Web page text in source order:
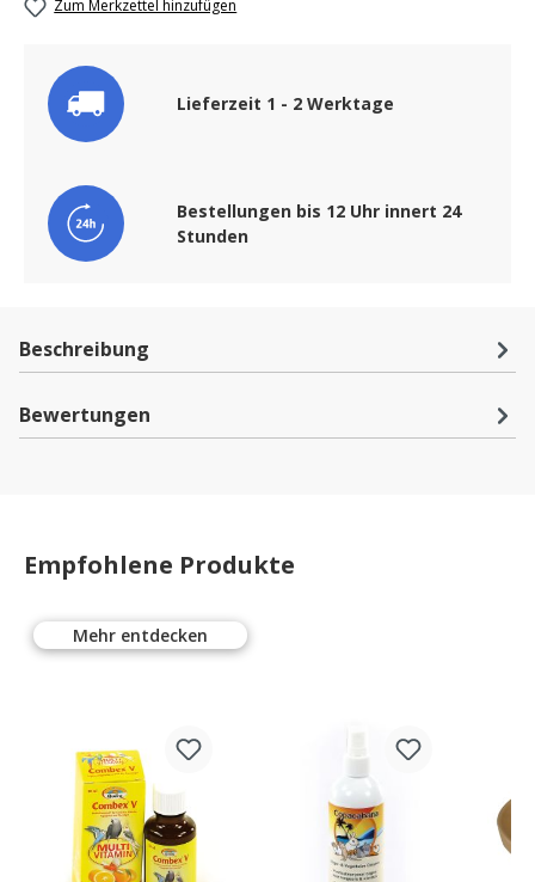
Zum Merkzettel hinzufügen
Lieferzeit 1 - 2 Werktage
Bestellungen bis 12 Uhr innert 24
Stunden
Beschreibung
Bewertungen
Empfohlene Produkte
Mehr entdecken